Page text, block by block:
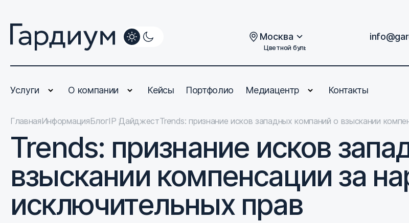
Москва
Цветной бульвар, дом 2
Услуги О компании Кейсы Портфолио Медиацентр Контакты
ГлавнаяИнформацияБлогIP ДайджестTrends: признание исков западных компаний о взыскании
Trends: признание исков
взыскании компенсации за
исключительных прав